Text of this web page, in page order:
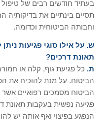
בעתיד חודשים רבים של
תסיים בינתיים את בדיקותיה
וחבותה הביטוחית וכדומה.
ש. על אילו סוגי פגיעות
תאונת דרכים?
ת. כל פגיעת גוף, קלה או
הביטוח. על מנת להוכיח את
הביטוח מסמכים רפואיים
פגיעה נפשית בעקבות תאונת
הנפגע בפיצוי ואף אותה יש